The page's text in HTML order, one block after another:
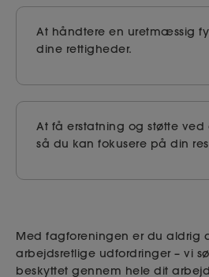
At håndtere en uretmæssig
dine rettigheder.
At få erstatning og støtte ved
så du kan fokusere på din
Med fagforeningen er du aldrig
arbejdsretlige udfordringer – vi
beskyttet gennem hele dit